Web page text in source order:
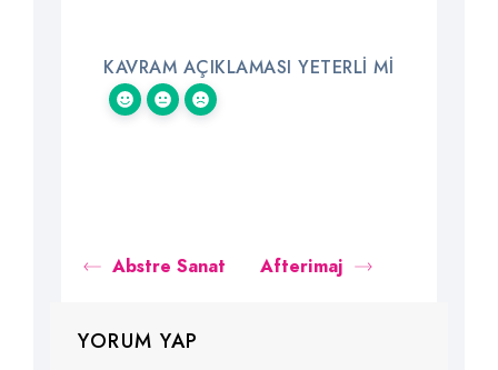
KAVRAM AÇIKLAMASI YETERLI MI
Abstre Sanat Afterimaj
YORUM YAP